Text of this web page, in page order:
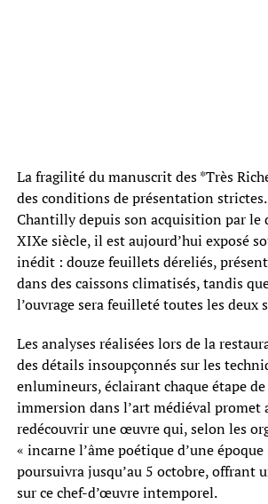
La fragilité du manuscrit des *Très
des conditions de présentation
Chantilly depuis son acquisition par le
XIXe siècle, il est aujourd’hui exposé
inédit : douze feuillets déreliés,
dans des caissons climatisés, tandis
l’ouvrage sera feuilleté toutes les deux
Les analyses réalisées lors de la
des détails insoupçonnés sur les
enlumineurs, éclairant chaque étape
immersion dans l’art médiéval promet
redécouvrir une œuvre qui, selon les
« incarne l’âme poétique d’une époque
poursuivra jusqu’au 5 octobre, offrant
sur ce chef-d’œuvre intemporel.